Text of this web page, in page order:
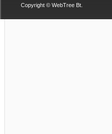
Copyright © WebTree Bt.